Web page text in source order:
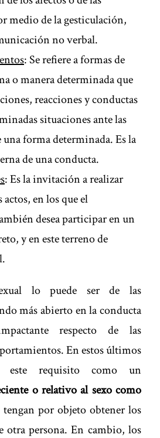
medio de la gesticulación,
no verbal.
: Se refiere a formas de
o manera determinada que
reacciones y conductas
situaciones ante las
una forma determinada. Es la
de una conducta.
: Es la invitación a realizar
en los que el
desea participar en un
y en este terreno de
lo puede ser de las
más abierto en la conducta
respecto de las
En estos últimos
este requisito como un
o relativo al sexo como
tengan por objeto obtener los
otra persona. En cambio, los